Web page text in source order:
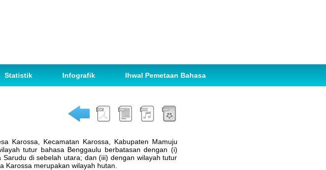
Statistik Infografik Ihwal Pemetaan Bahasa
Karossa, Kecamatan Karossa, Kabupaten Mamuju
tutur bahasa Benggaulu berbatasan dengan (i)
di sebelah utara; dan (iii) dengan wilayah tutur
merupakan wilayah hutan.